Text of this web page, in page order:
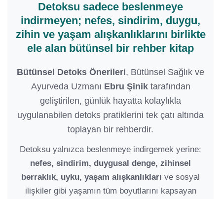
Detoksu sadece beslenmeye
indirmeyen; nefes, sindirim, duygu,
zihin ve yaşam alışkanlıklarını birlikte
ele alan bütünsel bir rehber kitap
Bütünsel Detoks Önerileri, Bütünsel Sağlık ve
Ayurveda Uzmanı Ebru Şiniktarafından
geliştirilen, günlük hayatta kolaylıkla
uygulanabilen detoks pratiklerini tek çatı altında
toplayan bir rehberdir.
Detoksu yalnızca beslenmeye indirgemek yerine;
nefes, sindirim, duygusal denge, zihinsel
berraklık, uyku, yaşam alışkanlıkları ve sosyal
ilişkiler gibi yaşamın tüm boyutlarını kapsayan